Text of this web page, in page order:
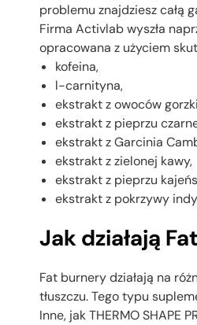
problemu znajdziesz całą
Firma Activlab wyszła
opracowana z użyciem
kofeina,
l-carnityna,
ekstrakt z owoców
ekstrakt z pieprzu
ekstrakt z Garcinia
ekstrakt z zielonej kawy,
ekstrakt z pieprzu
ekstrakt z pokrzywy
Jak działają
Fat burnery działają na
tłuszczu. Tego typu
Inne, jak THERMO